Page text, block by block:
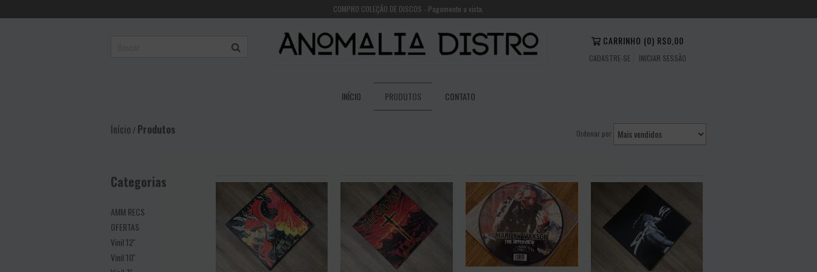
COMPRO COLEÇÃO DE DISCOS - Pagamento a vista.
CARRINHO (0) R$0,00
CADASTRE-SE INICIAR SESSÃO
INÍCIO PRODUTOS CONTATO
Início/Produtos Ordenar por
Categorias
AMM RECS
OFERTAS
Vinil 12''
Vinil 10''